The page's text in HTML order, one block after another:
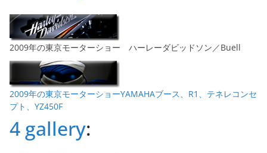
2009年の東京モーターショー ハーレーダビッドソン／Buell
2009年の東京モーターショーYAMAHAブース、R1、テネレコンセ
プト、YZ450F
4 gallery: